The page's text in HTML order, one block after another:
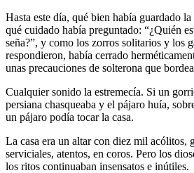
Hasta este día, qué bien había guardado
qué cuidado había preguntado: “¿Quién
seña?”, y como los zorros solitarios y los
respondieron, había cerrado
unas precauciones de solterona que
Cualquier sonido la estremecía. Si un
persiana chasqueaba y el pájaro huía,
un pájaro podía tocar la casa.
La casa era un altar con diez mil acólitos,
serviciales, atentos, en coros. Pero los
los ritos continuaban insensatos e inútiles.